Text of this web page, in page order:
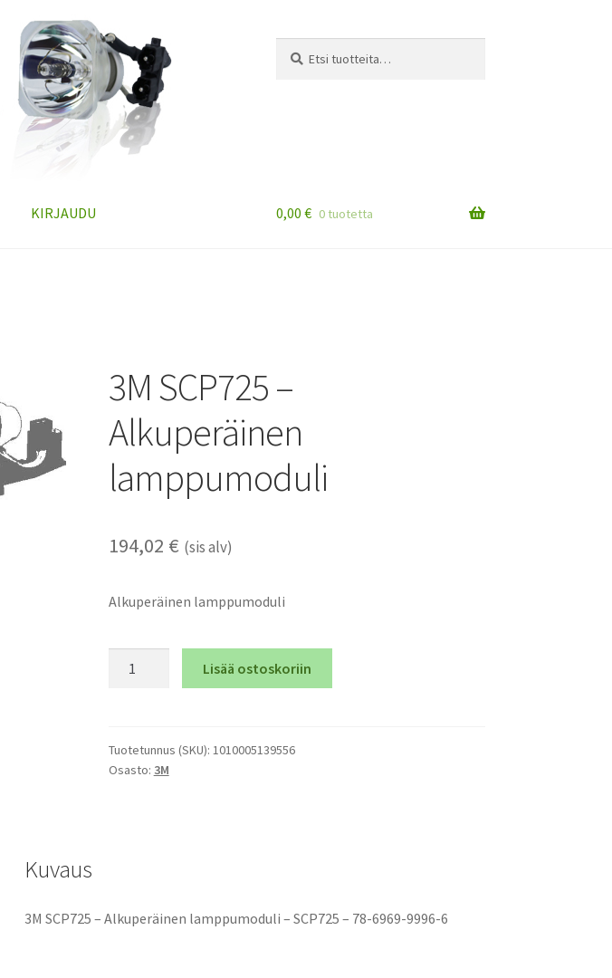
KIRJAUDU 0,00 € 0 tuotetta
3M SCP725 –
Alkuperäinen
lamppumoduli
194,02 € (sis alv)
Alkuperäinen lamppumoduli
lamppumoduli
määrä
Lisää ostoskoriin
Tuotetunnus (SKU): 1010005139556
Osasto: 3M
Kuvaus
3M SCP725 – Alkuperäinen lamppumoduli – SCP725 – 78-6969-9996-6